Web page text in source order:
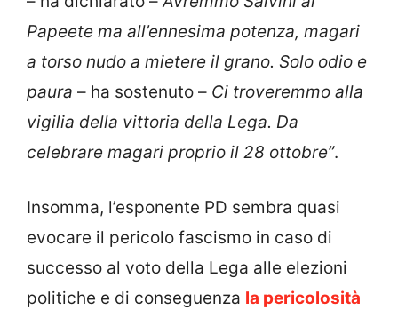
Papeete ma all’ennesima potenza, magari
a torso nudo a mietere il grano. Solo odio e
paura – ha sostenuto – Ci troveremmo alla
vigilia della vittoria della Lega. Da
celebrare magari proprio il 28 ottobre”.
Insomma, l’esponente PD sembra quasi
evocare il pericolo fascismo in caso di
successo al voto della Lega alle elezioni
politiche e di conseguenza la pericolosità